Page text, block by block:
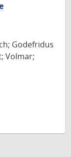
Godefridus
Volmar;